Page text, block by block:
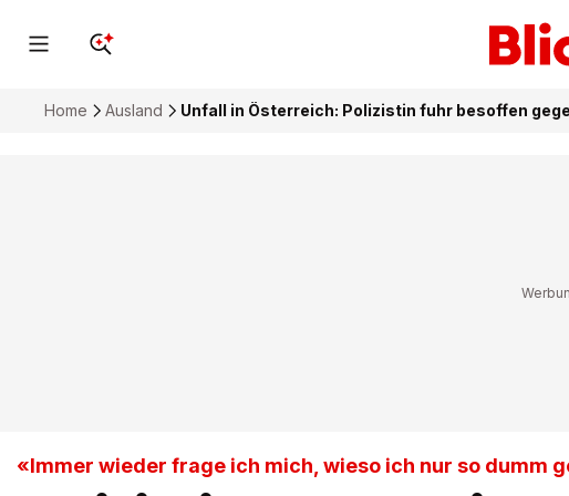
Home Ausland Unfall in Österreich: Polizistin fuhr besoffen
«Immer wieder frage ich mich, wieso ich nur so dumm